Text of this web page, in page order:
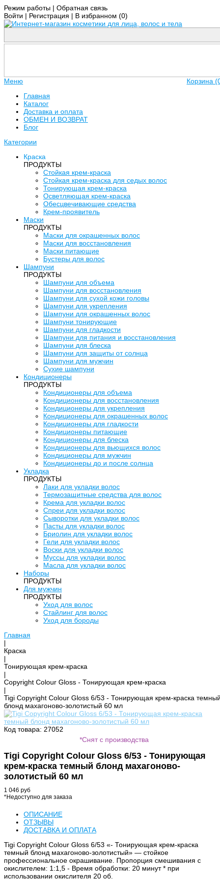
Режим работы | Обратная связь
Войти | Регистрация | В избранном (0)
Корзина
Меню
Главная
Каталог
Доставка и оплата
ОБМЕН И ВОЗВРАТ
Блог
Категории
Краска
ПРОДУКТЫ
Стойкая крем-краска
Стойкая крем-краска для седых волос
Тонирующая крем-краска
Осветляющая крем-краска
Обесцвечивающие средства
Крем-проявитель
Маски
ПРОДУКТЫ
Маски для окрашенных волос
Маски для восстановления
Маски питающие
Бустеры для волос
Шампуни
ПРОДУКТЫ
Шампуни для объема
Шампуни для восстановления
Шампуни для сухой кожи головы
Шампуни для укрепления
Шампуни для окрашенных волос
Шампуни тонирующие
Шампуни для гладкости
Шампуни для питания и восстановления
Шампуни для блеска
Шампуни для защиты от солнца
Шампуни для мужчин
Сухие шампуни
Кондиционеры
ПРОДУКТЫ
Кондиционеры для объема
Кондиционеры для восстановления
Кондиционеры для укрепления
Кондиционеры для окрашенных волос
Кондиционеры для гладкости
Кондиционеры питающие
Кондиционеры для блеска
Кондиционеры для вьющихся волос
Кондиционеры для мужчин
Кондиционеры до и после солнца
Укладка
ПРОДУКТЫ
Лаки для укладки волос
Термозащитные средства для волос
Крема для укладки волос
Спреи для укладки волос
Сыворотки для укладки волос
Пасты для укладки волос
Бриолин для укладки волос
Гели для укладки волос
Воски для укладки волос
Муссы для укладки волос
Масла для укладки волос
Наборы
ПРОДУКТЫ
Для мужчин
ПРОДУКТЫ
Уход для волос
Стайлинг для волос
Уход для бороды
Главная
|
Краска
|
Тонирующая крем-краска
|
Copyright Colour Gloss - Тонирующая крем-краска
|
Tigi Copyright Colour Gloss 6/53 - Тонирующая крем-краска
блонд махагоново-золотистый 60 мл
Код товара: 27052
*Снят с производства
Tigi Copyright Colour Gloss 6/53 - Тонирующая
крем-краска темный блонд махагоново-
золотистый 60 мл
1 046 руб
*Недоступно для заказа
ОПИСАНИЕ
ОТЗЫВЫ
ДОСТАВКА И ОПЛАТА
Tigi Copyright Colour Gloss 6/53 «- Тонирующая крем-краска
темный блонд махагоново-золотистый» — стойкое
профессиональное окрашивание. Пропорция смешивания с
окислителем: 1:1,5 - Время обработки: 20 минут * при
использовании окислителя 20 об.